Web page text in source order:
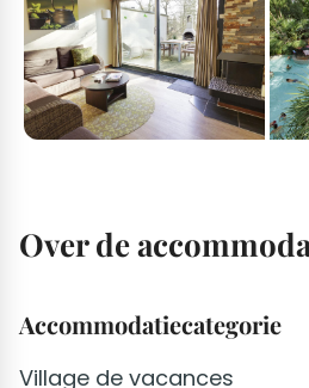
Over de
Accommodatiecategorie
Village de vacances